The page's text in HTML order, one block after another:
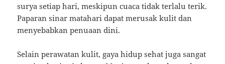
surya setiap hari, meskipun cuaca tidak terlalu terik.
Paparan sinar matahari dapat merusak kulit dan
menyebabkan penuaan dini.
Selain perawatan kulit, gaya hidup sehat juga sangat